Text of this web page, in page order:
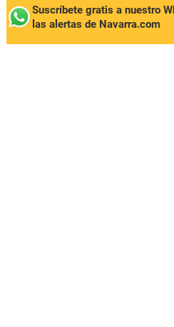
Suscríbete gratis a nuestro
las alertas de Navarra.com